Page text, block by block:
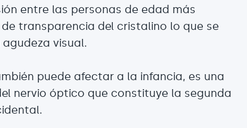
entre las personas de edad más
transparencia del cristalino lo que se
visual.
puede afectar a la infancia, es una
nervio óptico que constituye la segunda